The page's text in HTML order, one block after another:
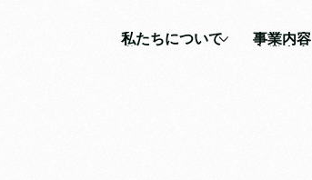
私たちについて
事業内容